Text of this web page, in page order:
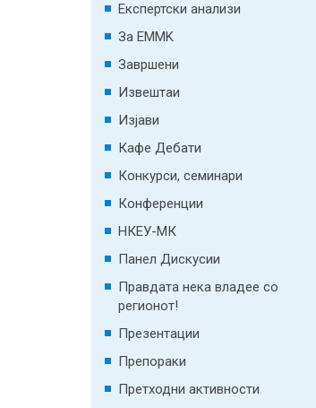
Експертски анализи
За EMMK
Завршени
Извештаи
Изјави
Кафе Дебати
Конкурси, семинари
Конференции
НКЕУ-МК
Панел Дискусии
Правдата нека владее со
регионот!
Презентации
Препораки
Претходни активности